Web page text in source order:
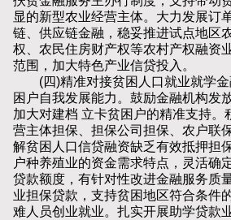
显的新型农业经营主体。大力发展订
链、供应链金融，稳妥推进试点地区
权、农民住房财产权等农村产权融资
范围，加大特色产业信贷投入。
(四)精准对接贫困人口就业就学金
困户自我发展能力。鼓励金融机构发
加大对建档 立卡贫困户的精准支持。
营主体担保、担保公司担保、农户联
解贫困人口信贷融资缺乏有效抵押担
户种养殖业的资金需求特点，灵活确
贷款额度，有针对性改进金融服务质
业担保贷款，支持贫困地区符合条件
难人员创业就业。扎实开展助学贷款